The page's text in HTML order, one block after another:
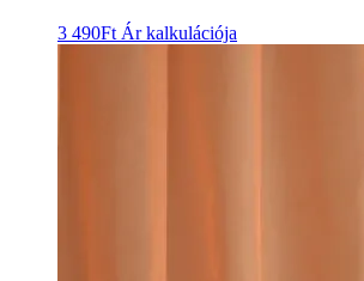
3 490Ft Ár kalkulációja